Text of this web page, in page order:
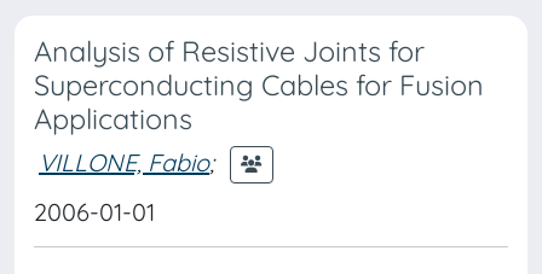
Analysis of Resistive Joints for
Superconducting Cables for Fusion
Applications
VILLONE, Fabio;
2006-01-01